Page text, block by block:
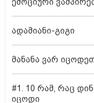
ადამიანი-გიგი
მანანა ვარ
#1. 10 რამ, რაც
იცოდი